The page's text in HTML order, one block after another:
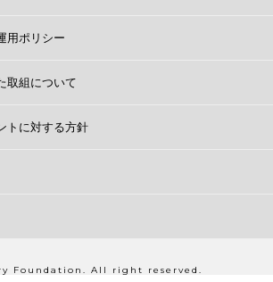
用ポリシー
取組について
トに対する方針
Foundation. All right reserved.